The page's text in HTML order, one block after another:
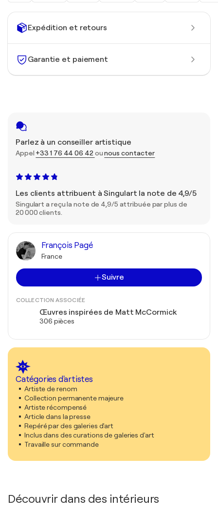
Expédition et retours
Garantie et paiement
Parlez à un conseiller artistique
Appel +33 1 76 44 06 42 ounous contacter
Les clients attribuent à Singulart la note de 4,9/5
Singulart a reçu la note de 4,9/5 attribuée par plus de
20 000 clients.
François Pagé
France
Suivre
COLLECTION ASSOCIÉE
Œuvres inspirées de Matt McCormick
306 pièces
Catégories d'artistes
Artiste de renom
Collection permanente majeure
Artiste récompensé
Article dans la presse
Repéré par des galeries d'art
Inclus dans des curations de galeries d'art
Travaille sur commande
Découvrir dans des intérieurs